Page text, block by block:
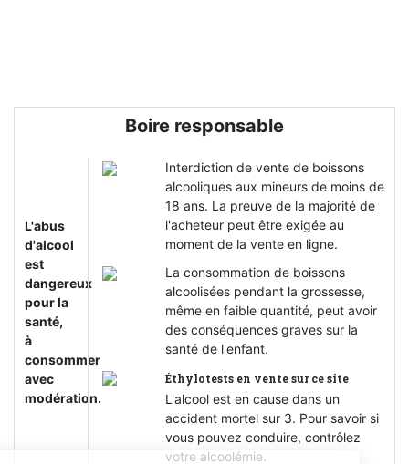
Boire responsable
L'abus
d'alcool
est
dangereux
pour la
santé,
à
consommer
avec
modération.
Interdiction de vente de boissons
alcooliques aux mineurs de moins de
18 ans. La preuve de la majorité de
l'acheteur peut être exigée au
moment de la vente en ligne.
La consommation de boissons
alcoolisées pendant la grossesse,
même en faible quantité, peut avoir
des conséquences graves sur la
santé de l'enfant.
Éthylotests en vente sur ce site
L'alcool est en cause dans un
accident mortel sur 3. Pour savoir si
vous pouvez conduire, contrôlez
votre alcoolémie.